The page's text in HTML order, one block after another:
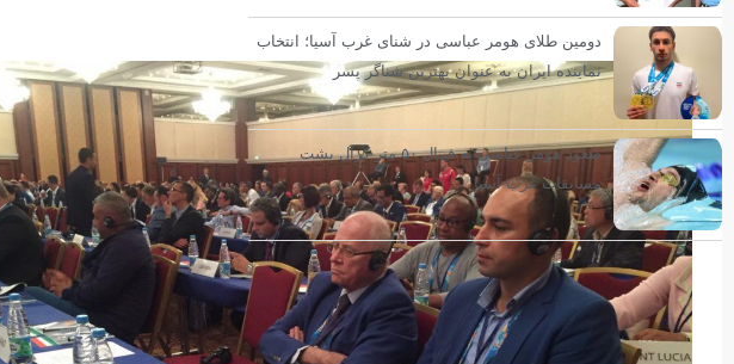
دومین طلای هومر عباسی در شنای غرب آسیا؛ انتخاب
نماینده ایران به عنوان بهترین شناگر پسر
صعود هومر عباسی به فینال ۵۰ متر کرال پشت
مسابقات غرب آسیا